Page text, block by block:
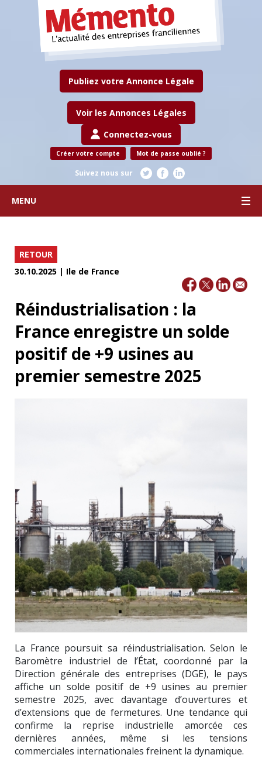
Publiez votre Annonce Légale
Voir les Annonces Légales
Connectez-vous
Créer votre compte Mot de passe oublié ?
Suivez nous sur
MENU
RETOUR
30.10.2025 | Ile de France
Réindustrialisation : la
France enregistre un solde
positif de +9 usines au
premier semestre 2025
La France poursuit sa réindustrialisation. Selon le
Baromètre industriel de l’État, coordonné par la
Direction générale des entreprises (DGE), le pays
affiche un solde positif de +9 usines au premier
semestre 2025, avec davantage d’ouvertures et
d’extensions que de fermetures. Une tendance qui
confirme la reprise industrielle amorcée ces
dernières années, même si les tensions
commerciales internationales freinent la dynamique.